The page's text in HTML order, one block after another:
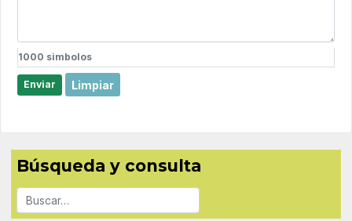
1000 simbolos
Enviar Limpiar
Búsqueda y consulta
Buscar